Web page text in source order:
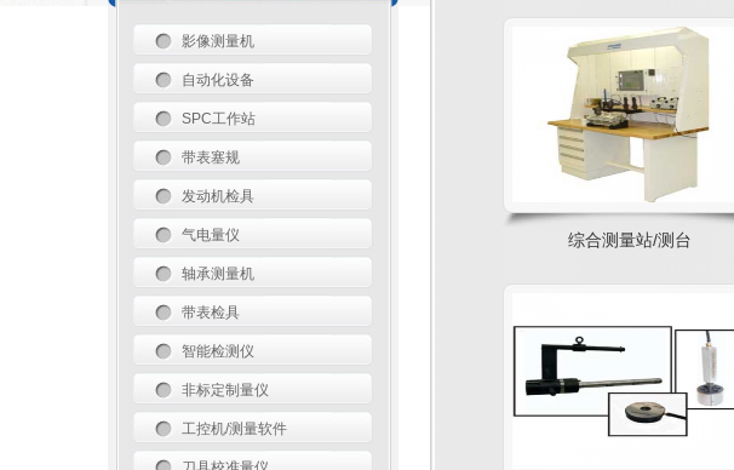
影像测量机
自动化设备
SPC工作站
带表塞规
发动机检具
气电量仪
轴承测量机
带表检具
智能检测仪
非标定制量仪
工控机/测量软件
综合测量站/测台